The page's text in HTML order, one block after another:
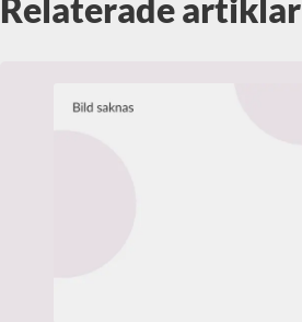
Relaterade artiklar